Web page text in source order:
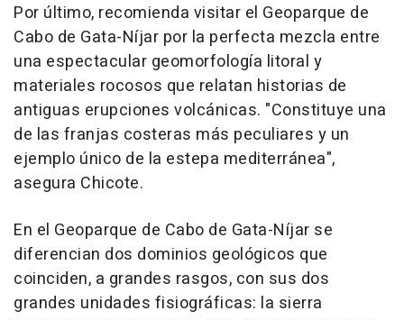
Por último, recomienda visitar el Geoparque de
Cabo de Gata-Níjar por la perfecta mezcla entre
una espectacular geomorfología litoral y
materiales rocosos que relatan historias de
antiguas erupciones volcánicas. "Constituye una
de las franjas costeras más peculiares y un
ejemplo único de la estepa mediterránea",
asegura Chicote.
En el Geoparque de Cabo de Gata-Níjar se
diferencian dos dominios geológicos que
coinciden, a grandes rasgos, con sus dos
grandes unidades fisiográficas: la sierra